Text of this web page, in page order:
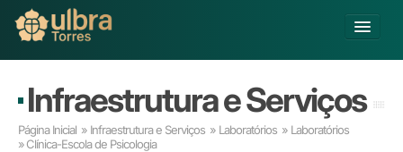
Buscar
Já sou Aluno
Infraestrutura e Serviços
Página Inicial » Infraestrutura e Serviços » Laboratórios » Laboratórios
»Clínica-Escola de Psicologia